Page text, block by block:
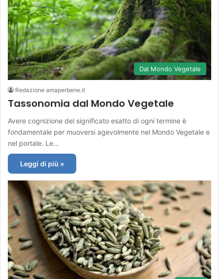
Dal Mondo Vegetale
Redazione amaperbene.it
Tassonomia dal Mondo Vegetale
Avere cognizione del significato esatto di ogni termine è
fondamentale per muoversi agevolmente nel Mondo Vegetale e
nel portale. Le…
Leggi di più »